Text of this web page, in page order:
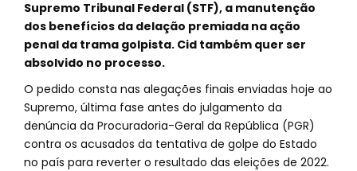
Supremo Tribunal Federal (STF), a manutenção
dos benefícios da delação premiada na ação
penal da trama golpista. Cid também quer ser
absolvido no processo.
O pedido consta nas alegações finais enviadas hoje ao
Supremo, última fase antes do julgamento da
denúncia da Procuradoria-Geral da República (PGR)
contra os acusados da tentativa de golpe do Estado
no país para reverter o resultado das eleições de 2022.